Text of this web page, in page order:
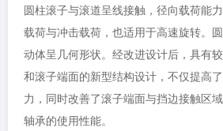
圆柱滚子与滚道呈线接触，径向载荷能
载荷与冲击载荷，也适用于高速旋转。
动体呈几何形状。经改进设计后，具有
和滚子端面的新型结构设计，不仅提高
力，同时改善了滚子端面与挡边接触区
轴承的使用性能。